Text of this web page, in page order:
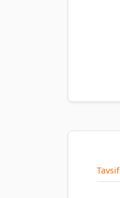
Tavsif